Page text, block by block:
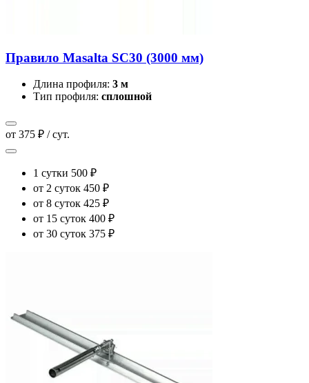
Правило Masalta SC30 (3000 мм)
Длина профиля: 3 м
Тип профиля: сплошной
от 375 ₽ / сут.
1 сутки 500 ₽
от 2 суток 450 ₽
от 8 суток 425 ₽
от 15 суток 400 ₽
от 30 суток 375 ₽